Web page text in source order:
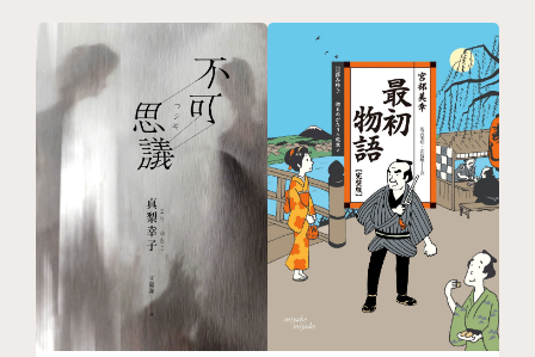
★完整了解亂步世界：亂步研究者精彩導讀，推理評論
家傅博的豐富註釋，不僅了解亂步及其相關風格作品，
更能體會到日本大正及昭和時代風情。
作者簡介
江戶川亂步
本名平井太郎，生於日本三重縣名張町。江戶川亂步
（EDOGAWA RANPO）為筆名，取自現代推理小說的